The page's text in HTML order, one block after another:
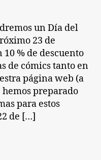
libro
2022:
Descuentos,
firmas
y
agenda
un Día del
23 de
% de descuento
de cómics tanto en
página web (a
preparado
para estos
de […]